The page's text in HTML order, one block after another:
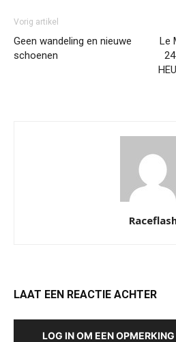
Vorig artikel
Geen wandeling en nieuwe
schoenen
Le
LAAT EEN REACTIE ACHTER
LOG IN OM EEN